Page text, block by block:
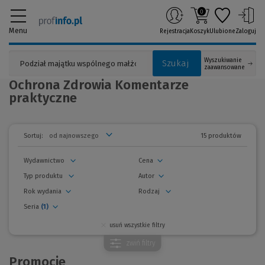
Menu
Szukaj
Wyszukiwanie
zaawansowane
Rejestracja
0
KoszykUlubioneZaloguj
Ochrona Zdrowia Komentarze
praktyczne
Sortuj: 15 produktów
Wydawnictwo
Rodzaj
Autor
Seria (1)
Cena
Rok wydania
Typ produktu
usuń wszystkie filtry
zwiń filtry
Promocje